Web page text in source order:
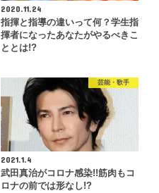
2020.11.24
指揮と指導の違いって何？学生指
揮者になったあなたがやるべきこ
ととは!?
芸能・歌手
2021.1.4
武田真治がコロナ感染!!筋肉もコ
ロナの前では形なし!?